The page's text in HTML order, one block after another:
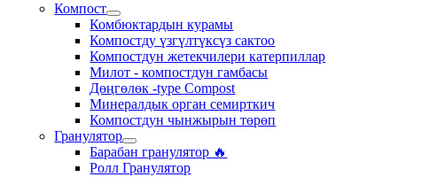
Компост
Комбюктардын курамы
Компостду үзгүлтүксүз сактоо
Компостдун жетекчилери катерпиллар
Милот - компостдун гамбасы
Дөңгөлөк -type Compost
Минералдык орган семирткич
Компостдун чынжырын төрөп
Гранулятор
Барабан гранулятор 🔥
Ролл Гранулятор